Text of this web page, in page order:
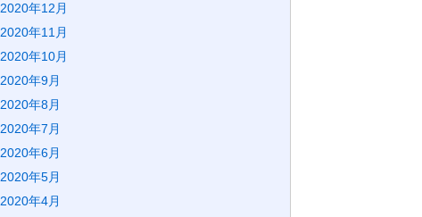
2020年12月
2020年11月
2020年10月
2020年9月
2020年8月
2020年7月
2020年6月
2020年5月
2020年4月